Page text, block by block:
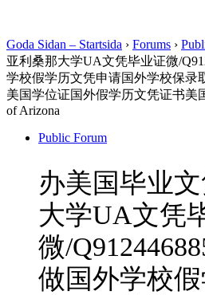
Goda Sidan – Startsida › Forums ›
亚利桑那大学UA文凭毕业证微/
学校假学历文凭申请国外学校保录
美国学位证国外假学历文凭证书美
of Arizona
Public Forum
办美国毕业
大学UA文凭
微/
做国外学校